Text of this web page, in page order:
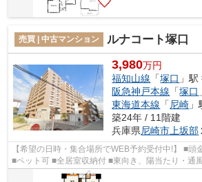
売買 | 中古マンション ルナコート塚口
3,980万円
福知山線 「塚口 」
阪急神戸本線 「塚口
東海道本線 「 尼崎
築24年 / 11階建
兵庫県尼崎市 上坂部
【希望の日時・集合場所でWEB予約受付中!】 ■頭
■ペット可 ■全居室収納付 ■東向き、陽当たり・通風・眺望良
台から購入可能 ■浴室乾燥機・食...